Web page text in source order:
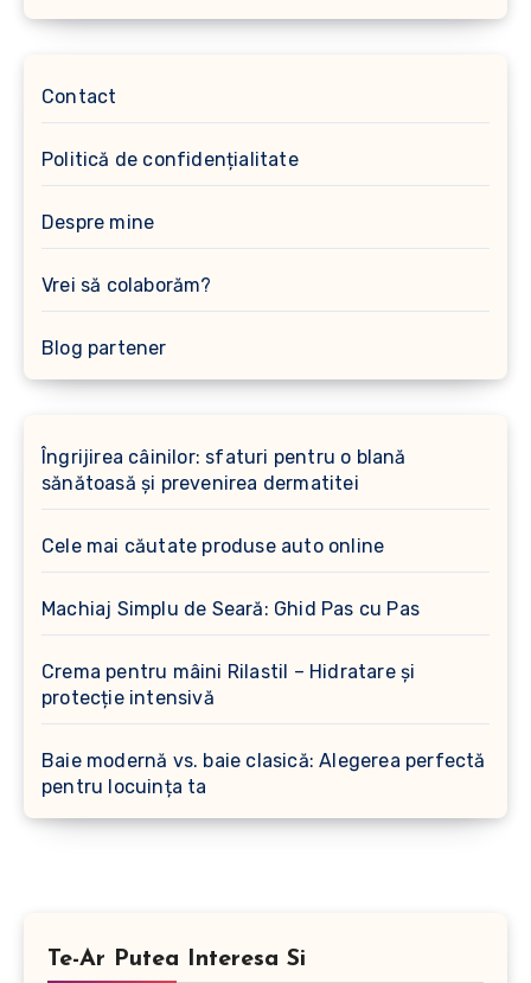
Contact
Politică de confidențialitate
Despre mine
Vrei să colaborăm?
Blog partener
Îngrijirea câinilor: sfaturi pentru o blană
sănătoasă și prevenirea dermatitei
Cele mai căutate produse auto online
Machiaj Simplu de Seară: Ghid Pas cu Pas
Crema pentru mâini Rilastil – Hidratare și
protecție intensivă
Baie modernă vs. baie clasică: Alegerea perfectă
pentru locuința ta
Te-Ar Putea Interesa Si